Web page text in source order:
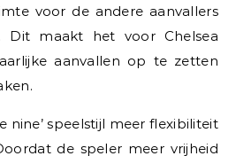
voor de andere aanvallers
Dit maakt het voor Chelsea
aanvallen op te zetten
nine’ speelstijl meer flexibiliteit
de speler meer vrijheid